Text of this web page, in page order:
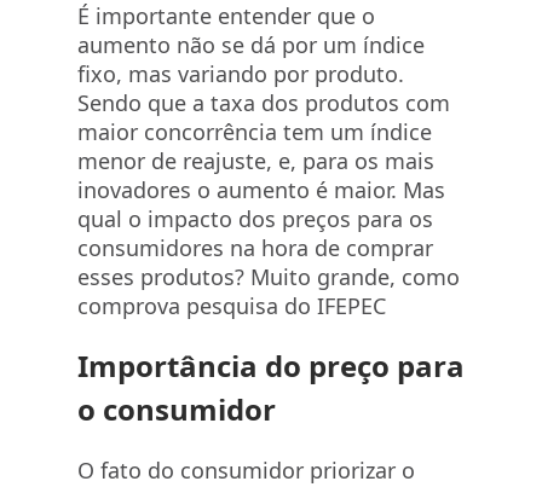
É importante entender que o
aumento não se dá por um índice
fixo, mas variando por produto.
Sendo que a taxa dos produtos com
maior concorrência tem um índice
menor de reajuste, e, para os mais
inovadores o aumento é maior. Mas
qual o impacto dos preços para os
consumidores na hora de comprar
esses produtos? Muito grande, como
comprova pesquisa do IFEPEC
Importância do preço para
o consumidor
O fato do consumidor priorizar o